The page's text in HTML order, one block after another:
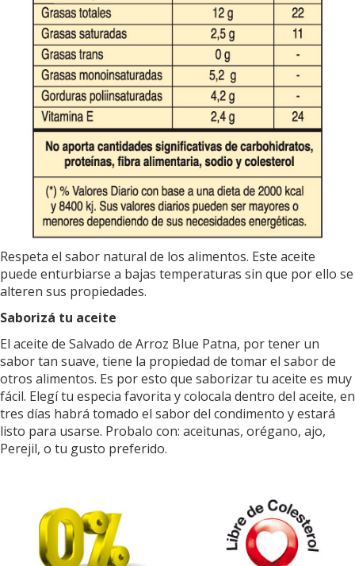
Respeta el sabor natural de los alimentos. Este aceite
puede enturbiarse a bajas temperaturas sin que por ello se
alteren sus propiedades.
Saborizá tu aceite
El aceite de Salvado de Arroz Blue Patna, por tener un
sabor tan suave, tiene la propiedad de tomar el sabor de
otros alimentos. Es por esto que saborizar tu aceite es muy
fácil. Elegí tu especia favorita y colocala dentro del aceite, en
tres días habrá tomado el sabor del condimento y estará
listo para usarse. Probalo con: aceitunas, orégano, ajo,
Perejil, o tu gusto preferido.